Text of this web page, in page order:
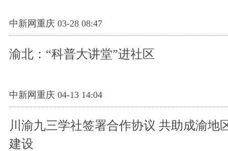
中新网重庆 03-28 08:47
渝北：“科普大讲堂”进社区
中新网重庆 04-13 14:04
川渝九三学社签署合作协议 共助成渝地
建设